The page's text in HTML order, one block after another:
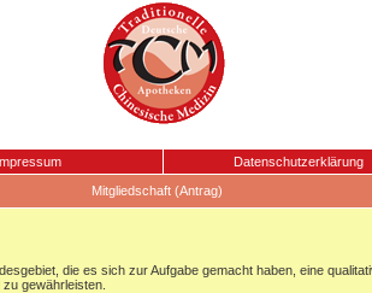
Datenschutzerklärung
Mitgliedschaft (Antrag)
die es sich zur Aufgabe gemacht haben, eine
gewährleisten.